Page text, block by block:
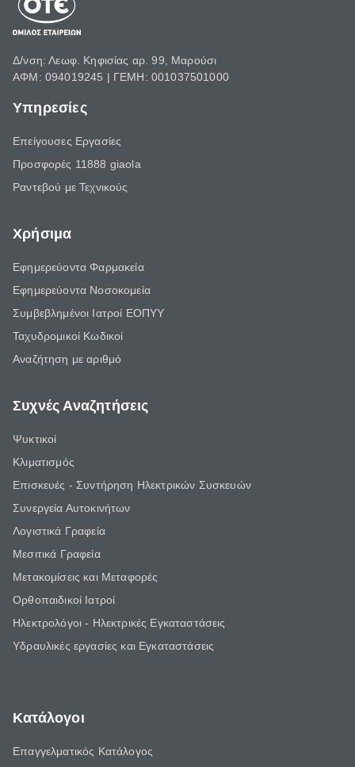
Δ/νση: Λεωφ. Κηφισίας αρ. 99, Μαρούσι
ΑΦΜ: 094019245 | ΓΕΜΗ: 001037501000
Υπηρεσίες
Επείγουσες Εργασίες
Προσφορές 11888 giaola
Ραντεβού με Τεχνικούς
Χρήσιμα
Εφημερεύοντα Φαρμακεία
Εφημερεύοντα Νοσοκομεία
Συμβεβλημένοι Ιατροί ΕΟΠΥΥ
Ταχυδρομικοί Κωδικοί
Αναζήτηση με αριθμό
Συχνές Αναζητήσεις
Ψυκτικοί
Κλιματισμός
Επισκευές - Συντήρηση Ηλεκτρικών Συσκευών
Συνεργεία Αυτοκινήτων
Λογιστικά Γραφεία
Μεσιτικά Γραφεία
Μετακομίσεις και Μεταφορές
Ορθοπαιδικοί Ιατροί
Ηλεκτρολόγοι - Ηλεκτρικές Εγκαταστάσεις
Υδραυλικές εργασίες και Εγκαταστάσεις
Κατάλογοι
Επαγγελματικός Κατάλογος